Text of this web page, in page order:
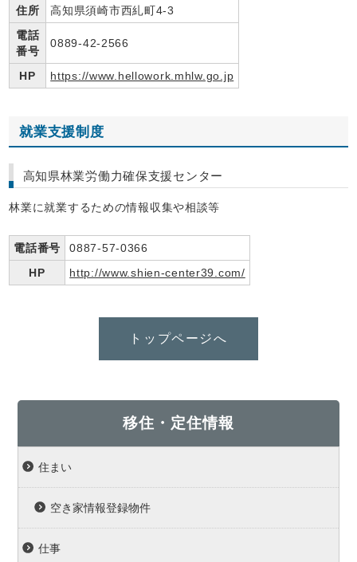
住所
高知県須崎市西糺町4-3
電話
番号
0889-42-2566
HP https://www.hellowork.mhlw.go.jp
就業支援制度
高知県林業労働力確保支援センター
林業に就業するための情報収集や相談等
電話番号
0887-57-0366
HP
http://www.shien-center39.com/
トップページへ
移住・定住情報
住まい
空き家情報登録物件
仕事